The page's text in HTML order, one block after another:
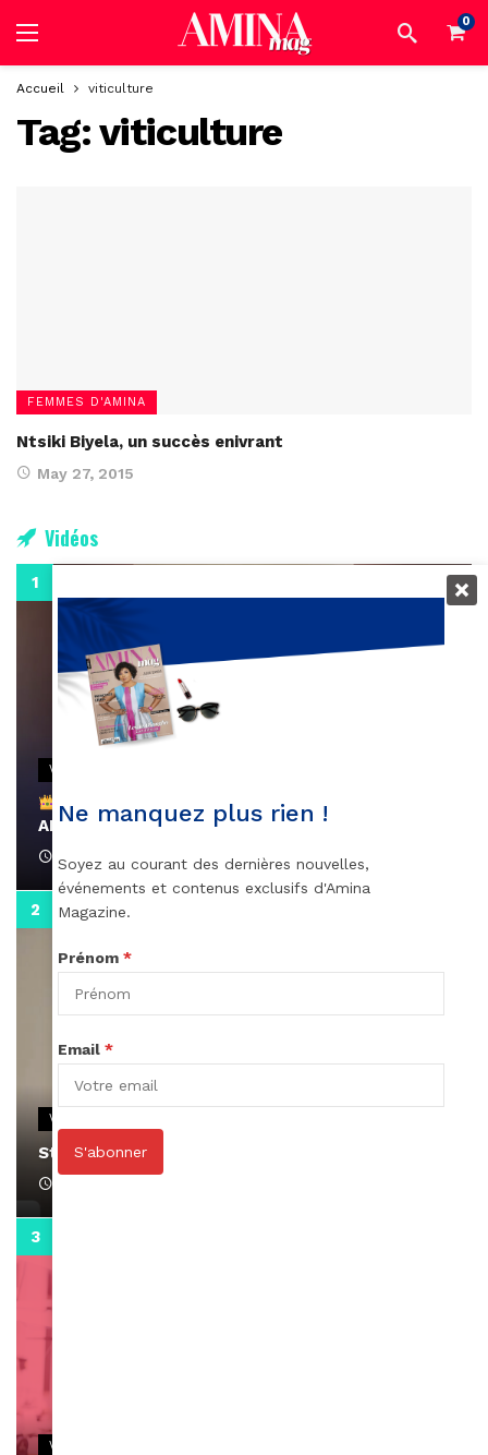
0
Accueil viticulture
Tag:viticulture
FEMMES D'AMINA
Ntsiki Biyela, un succès enivrant
May 27, 2015
Vidéos
VIDEOS
Remerciements à Ayden pour son message sur
AMINA, le Magazine de la Femme
April 1, 2022
VIDEOS
Stacy passe un message
VIDEOS
Ne manquez plus rien !
Soyez au courant des dernières nouvelles,
événements et contenus exclusifs d'Amina
Magazine.
Prénom *
Email *
S'abonner